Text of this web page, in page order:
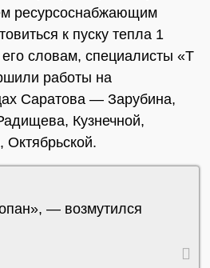
ресурсоснабжающим
к пуску тепла 1
словам, специалисты «Т
работы на
Саратова — Зарубина,
Кузнечной,
Октябрьской.
— возмутился